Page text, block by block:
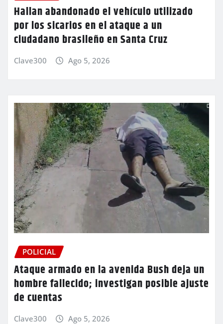
Hallan abandonado el vehículo utilizado
por los sicarios en el ataque a un
ciudadano brasileño en Santa Cruz
Clave300 Ago 5, 2026
POLICIAL
Ataque armado en la avenida Bush deja un
hombre fallecido; investigan posible ajuste
de cuentas
Clave300 Ago 5, 2026